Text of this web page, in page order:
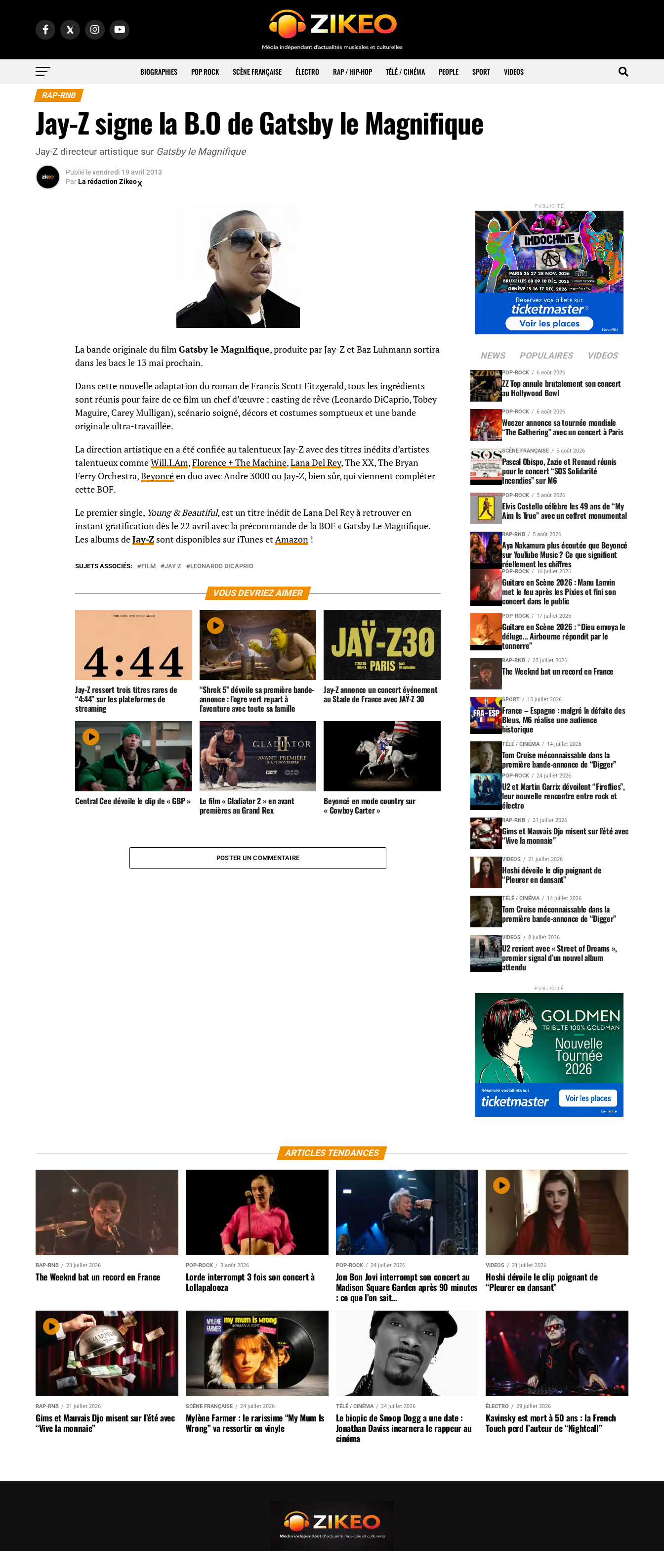
BIOGRAPHIES POP ROCK SCÈNE FRANÇAISE ÉLECTRO RAP / HIP-HOP TÉLÉ / CINÉMA PEOPLE SPORT VIDEOS
RAP-RNB
Jay-Z signe la B.O de Gatsby le Magnifique
Jay-Z directeur artistique sur Gatsby le Magnifique
Publié levendredi 19 avril 2013
ParLa rédaction Zikeo
La bande originale du filmGatsby le Magnifique, produite par Jay-Z et Baz Luhmann sortira
dans les bacs le 13 mai prochain.
Dans cette nouvelle adaptation du roman de Francis Scott Fitzgerald, tous les ingrédients
sont réunis pour faire de ce film un chef d’œuvre : casting de rêve (Leonardo DiCaprio, Tobey
Maguire, Carey Mulligan), scénario soigné, décors et costumes somptueux et une bande
originale ultra-travaillée.
La direction artistique en a été confiée au talentueux Jay-Z avec des titres inédits d’artistes
talentueux commeWill.I.Am,Florence + The Machine,Lana Del Rey, The XX, The Bryan
Ferry Orchestra,Beyoncéen duo avec Andre 3000 ou Jay-Z, bien sûr, qui viennent compléter
cette BOF.
Le premier single, Young & Beautiful, est un titre inédit de Lana Del Rey à retrouver en
instant gratification dès le 22 avril avec la précommande de la BOF « Gatsby Le Magnifique.
Les albums deJay-Z sont disponibles sur iTunes etAmazon !
SUJETS ASSOCIÉS: FILM JAY Z LEONARDO DICAPRIO
VOUS DEVRIEZ AIMER
Jay-Z ressort trois titres rares de
“4:44” sur les plateformes de
streaming
“Shrek 5” dévoile sa première bande-
annonce : l’ogre vert repart à
l’aventure avec toute sa famille
Jay-Z annonce un concert événement
au Stade de France avec JAŸ-Z 30
Central Cee dévoile le clip de « GBP » Le film « Gladiator 2 » en avant
premières au Grand Rex
Beyoncé en mode country sur
« Cowboy Carter »
POSTER UN COMMENTAIRE
PUBLICITÉ
NEWS POPULAIRES VIDEOS
POP-ROCK 6 août 2026
ZZ Top annule brutalement son concert
au Hollywood Bowl
POP-ROCK 6 août 2026
Weezer annonce sa tournée mondiale
“The Gathering” avec un concert à Paris
SCÈNE FRANÇAISE 5 août 2026
Pascal Obispo, Zazie et Renaud réunis
pour le concert “SOS Solidarité
Incendies” sur M6
POP-ROCK 5 août 2026
Elvis Costello célèbre les 49 ans de “My
Aim Is True” avec un coffret monumental
RAP-RNB 5 août 2026
Aya Nakamura plus écoutée que Beyoncé
sur YouTube Music ? Ce que signifient
réellement les chiffres
POP-ROCK 16 juillet 2026
Guitare en Scène 2026 : Manu Lanvin
met le feu après les Pixies et fini son
concert dans le public
POP-ROCK 17 juillet 2026
Guitare en Scène 2026 : “Dieu envoya le
déluge… Airbourne répondit par le
tonnerre”
RAP-RNB 23 juillet 2026
The Weeknd bat un record en France
SPORT 15 juillet 2026
France – Espagne : malgré la défaite des
Bleus, M6 réalise une audience
historique
TÉLÉ / CINÉMA 14 juillet 2026
Tom Cruise méconnaissable dans la
première bande-annonce de “Digger”
POP-ROCK 24 juillet 2026
U2 et Martin Garrix dévoilent “Fireflies”,
leur nouvelle rencontre entre rock et
électro
RAP-RNB 21 juillet 2026
Gims et Mauvais Djo misent sur l’été avec
“Vive la monnaie”
VIDEOS 21 juillet 2026
Hoshi dévoile le clip poignant de
“Pleurer en dansant”
TÉLÉ / CINÉMA 14 juillet 2026
Tom Cruise méconnaissable dans la
première bande-annonce de “Digger”
VIDEOS 8 juillet 2026
U2 revient avec « Street of Dreams »,
premier signal d’un nouvel album
attendu
PUBLICITÉ
ARTICLES TENDANCES
RAP-RNB 23 juillet 2026
The Weeknd bat un record en France
POP-ROCK 3 août 2026
Lorde interrompt 3 fois son concert à
Lollapalooza
POP-ROCK 24 juillet 2026
Jon Bon Jovi interrompt son concert au
Madison Square Garden après 90 minutes
: ce que l’on sait…
VIDEOS 21 juillet 2026
Hoshi dévoile le clip poignant de
“Pleurer en dansant”
RAP-RNB 21 juillet 2026
Gims et Mauvais Djo misent sur l’été avec
“Vive la monnaie”
SCÈNE FRANÇAISE 24 juillet 2026
Mylène Farmer : le rarissime “My Mum Is
Wrong” va ressortir en vinyle
TÉLÉ / CINÉMA 24 juillet 2026
Le biopic de Snoop Dogg a une date :
Jonathan Daviss incarnera le rappeur au
cinéma
ÉLECTRO 29 juillet 2026
Kavinsky est mort à 50 ans : la French
Touch perd l’auteur de “Nightcall”